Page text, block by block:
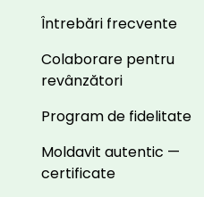
Întrebări frecvente
Colaborare pentru
revânzători
Program de fidelitate
Moldavit autentic —
certificate